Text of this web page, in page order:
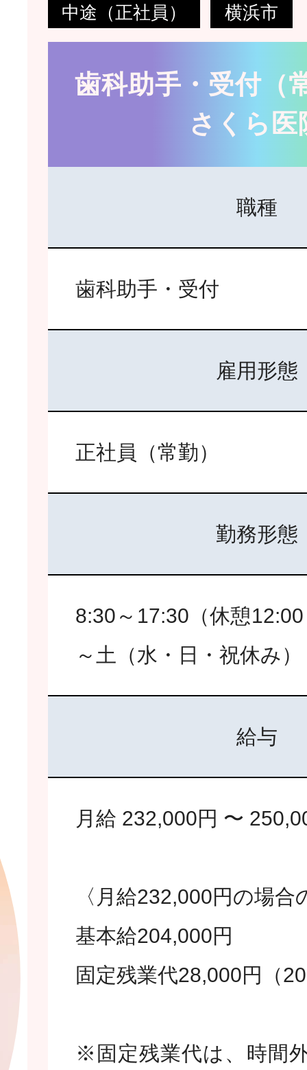
中途（正社員） 横浜市
歯科助手・受付（
さくら医
職種
歯科助手・受付
雇用形態
正社員（常勤）
勤務形態
8:30～17:30（休憩
～土（水・日・祝休み）
給与
月給 232,000円 〜
〈月給232,000円の場合
基本給204,000円
固定残業代28,000円（
※固定残業代は、時間